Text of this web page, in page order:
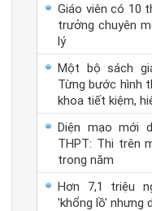
Giáo viên có 10
trưởng chuyên
lý
Một bộ sách
Từng bước hình
khoa tiết kiệm,
Diện mạo mới
THPT: Thi trên
trong năm
Hơn 7,1 triệu
'khổng lồ' nhưng